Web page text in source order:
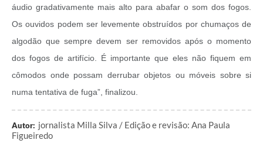
áudio gradativamente mais alto para abafar o som dos fogos.
Os ouvidos podem ser levemente obstruídos por chumaços de
algodão que sempre devem ser removidos após o momento
dos fogos de artifício. É importante que eles não fiquem em
cômodos onde possam derrubar objetos ou móveis sobre si
numa tentativa de fuga”, finalizou.
Autor: jornalista Milla Silva / Edição e revisão: Ana Paula
Figueiredo